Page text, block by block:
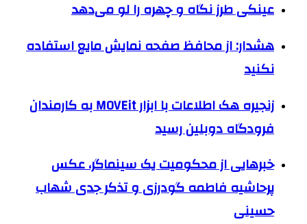
عینکی طرز نگاه و چهره را لو می‌دهد
هشدار: از محافظ صفحه نمایش مایع استفاده
نکنید
زنجیره هک اطلاعات با ابزار MOVEit به کارمندان
فرودگاه دوبلین رسید
خبرهایی از محکومیت یک سینماگر، عکس
پرحاشیه فاطمه گودرزی و تذکر جدی شهاب
حسینی